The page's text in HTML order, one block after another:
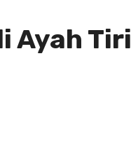
Ayah